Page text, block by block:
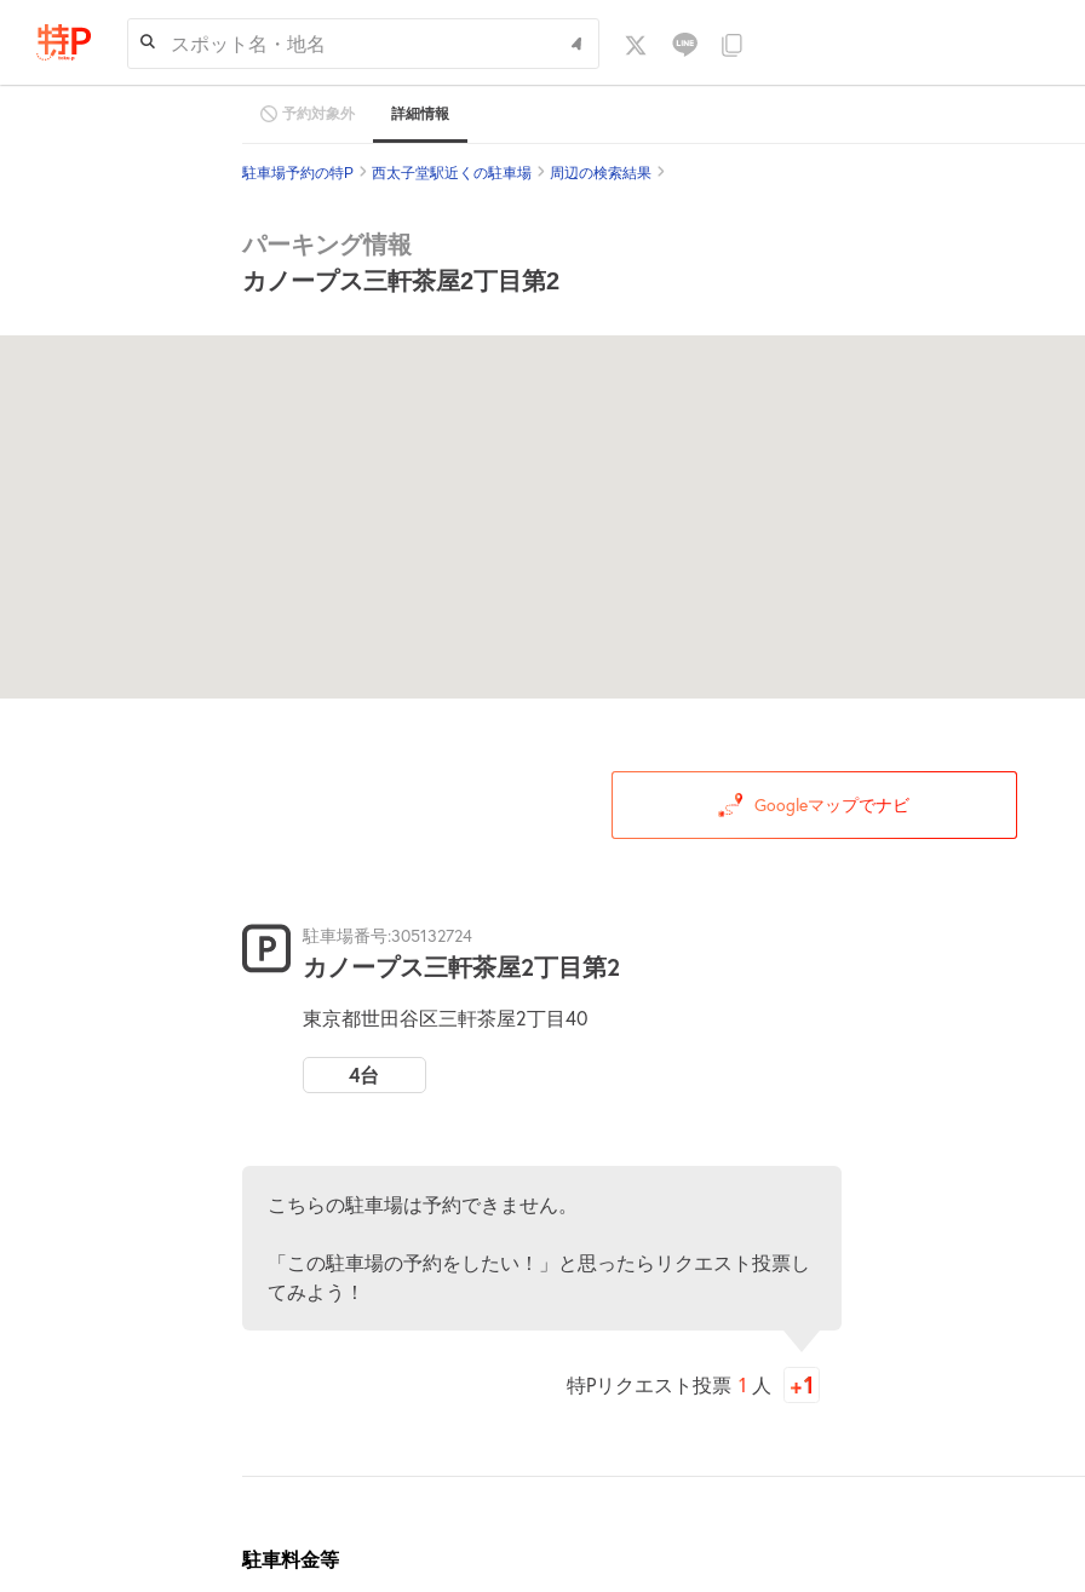
スポット名・地名
予約対象外 詳細情報
駐車場予約の特P 西太子堂駅近くの駐車場 周辺の検索結果
パーキング情報
カノープス三軒茶屋2丁目第2
Googleマップでナビ
駐車場番号:305132724
カノープス三軒茶屋2丁目第2
東京都世田谷区三軒茶屋2丁目40
4台
こちらの駐車場は予約できません。
「この駐車場の予約をしたい！」と思ったらリクエスト投票し
てみよう！
特Pリクエスト投票 1 人
駐車料金等